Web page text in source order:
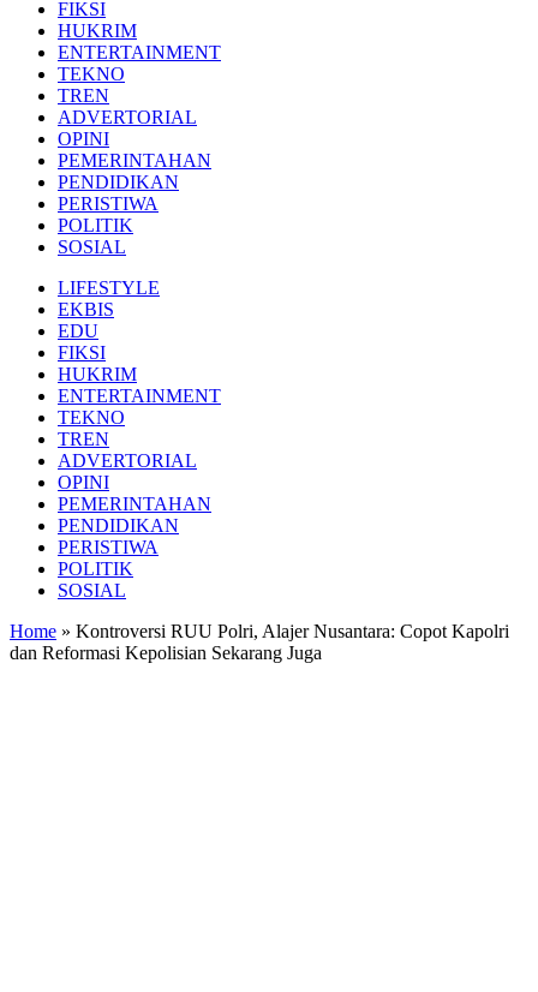
FIKSI
HUKRIM
ENTERTAINMENT
TEKNO
TREN
ADVERTORIAL
OPINI
PEMERINTAHAN
PENDIDIKAN
PERISTIWA
POLITIK
SOSIAL
LIFESTYLE
EKBIS
EDU
FIKSI
HUKRIM
ENTERTAINMENT
TEKNO
TREN
ADVERTORIAL
OPINI
PEMERINTAHAN
PENDIDIKAN
PERISTIWA
POLITIK
SOSIAL
Home » Kontroversi RUU Polri, Alajer Nusantara: Copot Kapolri
dan Reformasi Kepolisian Sekarang Juga